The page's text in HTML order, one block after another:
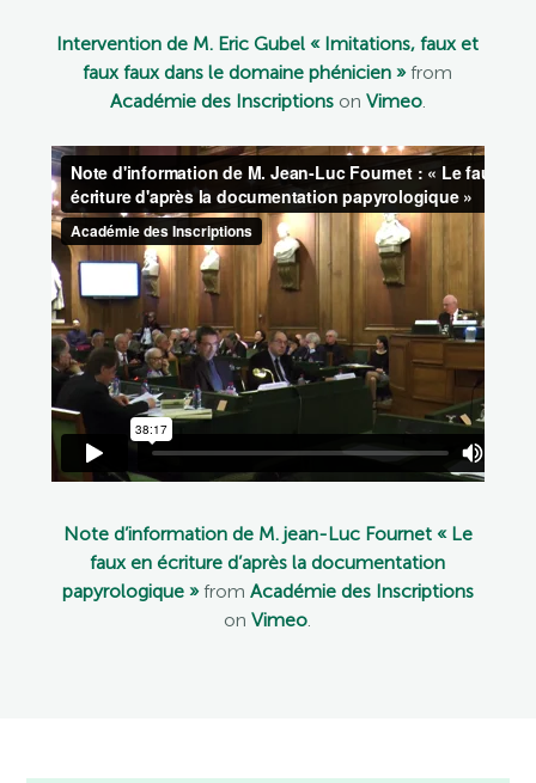
Intervention de M. Eric Gubel « Imitations, faux et
faux faux dans le domaine phénicien »from
Académie des Inscriptionson Vimeo.
Note d’information de M. jean-Luc Fournet « Le
faux en écriture d’après la documentation
papyrologique »from Académie des Inscriptions
onVimeo.